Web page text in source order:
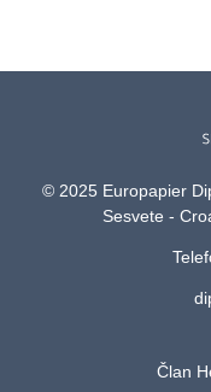
© 2025 Europapier
Sesvete -
Član